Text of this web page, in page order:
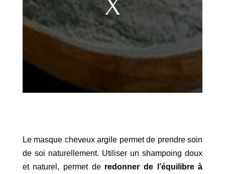
X
Le masque cheveux argile permet de prendre soin
de soi naturellement. Utiliser un shampoing doux
et naturel, permet de redonner de l’équilibre à